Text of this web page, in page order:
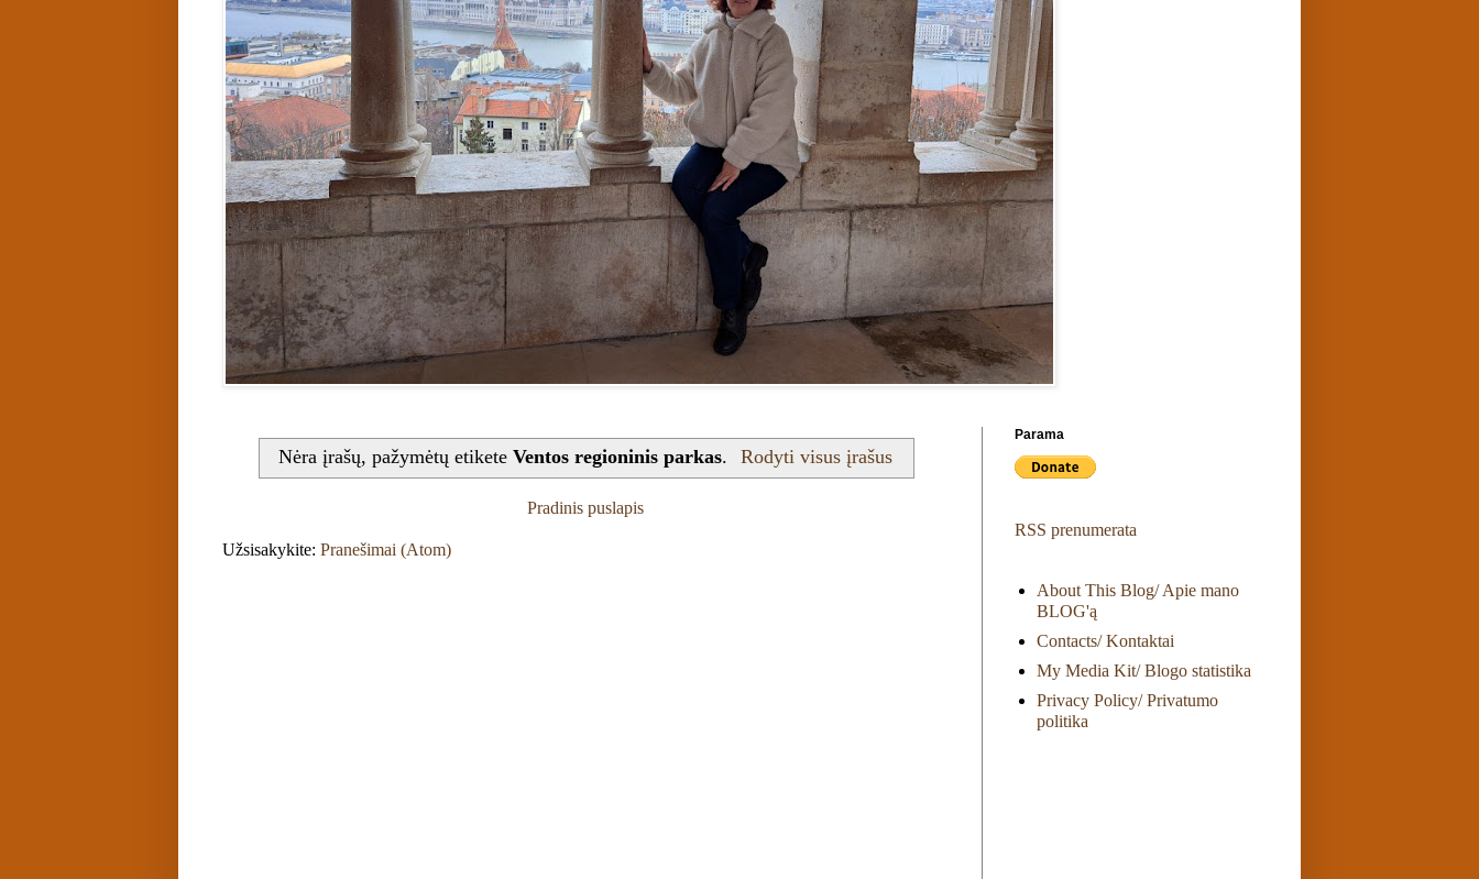
Nėra įrašų, pažymėtų etikete Ventos regioninis parkas. Rodyti visus įrašus
Pradinis puslapis
Užsisakykite: Pranešimai (Atom)
Parama
RSS prenumerata
About This Blog/ Apie mano
BLOG'ą
Contacts/ Kontaktai
My Media Kit/ Blogo statistika
Privacy Policy/ Privatumo
politika